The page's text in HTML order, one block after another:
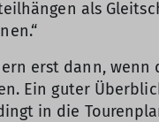
als
erst dann, wenn
Ein guter
in die